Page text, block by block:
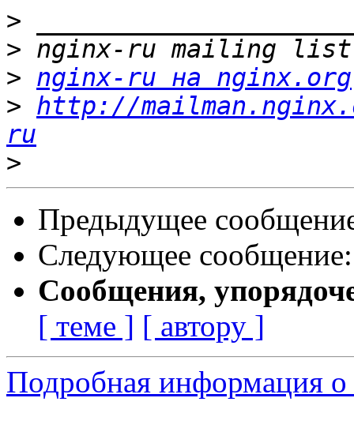
>
>
> nginx-ru на nginx.org
> http://
ru
>
Предыдущее
Следующее
Сообщения,
[ теме ] [ автору ]
Подробная информация